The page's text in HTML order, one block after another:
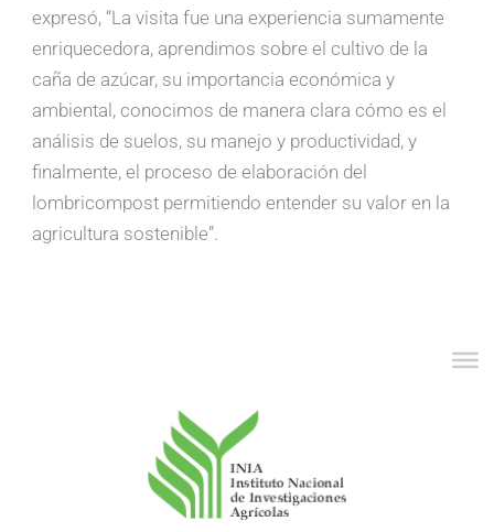
expresó, “La visita fue una experiencia sumamente
enriquecedora, aprendimos sobre el cultivo de la
caña de azúcar, su importancia económica y
ambiental, conocimos de manera clara cómo es el
análisis de suelos, su manejo y productividad, y
finalmente, el proceso de elaboración del
lombricompost permitiendo entender su valor en la
agricultura sostenible”.